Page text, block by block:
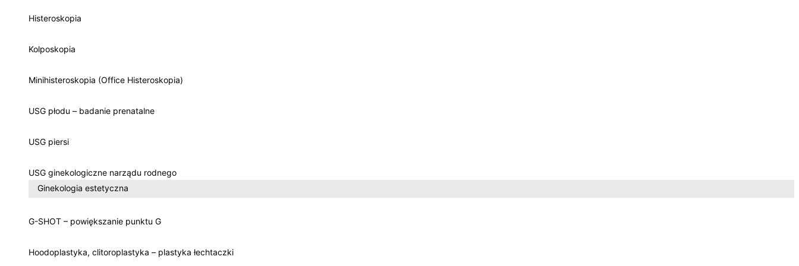
Histeroskopia
Kolposkopia
Minihisteroskopia (Office Histeroskopia)
USG płodu – badanie prenatalne
USG piersi
USG ginekologiczne narządu rodnego
Ginekologia estetyczna
G-SHOT – powiększanie punktu G
Hoodoplastyka, clitoroplastyka – plastyka łechtaczki